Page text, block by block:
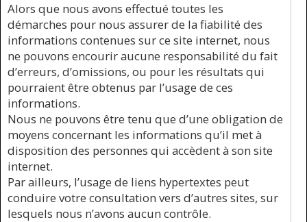
Alors que nous avons effectué toutes les
démarches pour nous assurer de la fiabilité des
informations contenues sur ce site internet, nous
ne pouvons encourir aucune responsabilité du fait
d’erreurs, d’omissions, ou pour les résultats qui
pourraient être obtenus par l’usage de ces
informations.
Nous ne pouvons être tenu que d’une obligation de
moyens concernant les informations qu’il met à
disposition des personnes qui accèdent à son site
internet.
Par ailleurs, l’usage de liens hypertextes peut
conduire votre consultation vers d’autres sites, sur
lesquels nous n’avons aucun contrôle.